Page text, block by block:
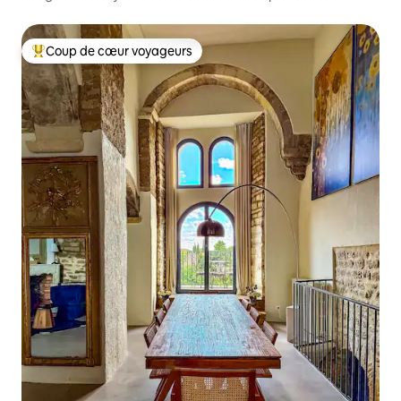
Coups de cœur voyageurs les plus appréciés
Coup de cœur voyageurs